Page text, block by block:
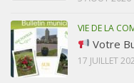
VIE DE LA
Votre
17 JUILLET